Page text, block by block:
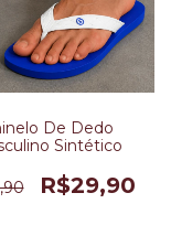
De Dedo
Sintético
R$29,90